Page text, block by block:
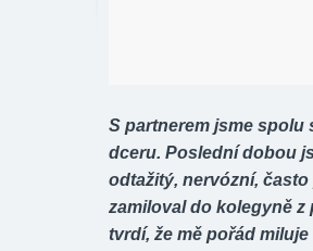
S partnerem jsme spolu
dceru. Poslední dobou
odtažitý, nervózní,
zamiloval do kolegyně z
tvrdí, že mě pořád